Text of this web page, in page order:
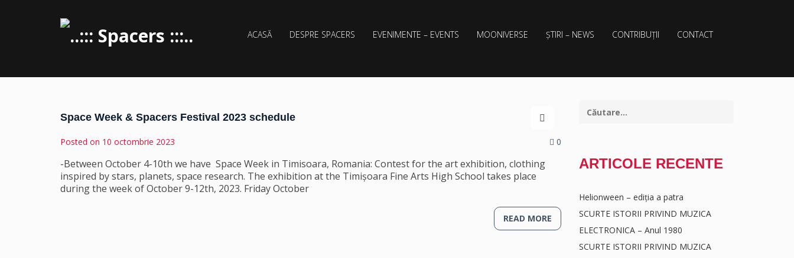
ACASĂ DESPRE SPACERS EVENIMENTE – EVENTS MOONIVERSE ȘTIRI – NEWS CONTRIBUȚII CONTACT
Space Week & Spacers Festival 2023 schedule
Posted on 10 octombrie 2023 0
-Between October 4-10th we have Space Week in Timisoara, Romania: Contest for the art exhibition, clothing
inspired by stars, planets, space research. The exhibition at the Timișoara Fine Arts High School takes place
during the week of October 9-12th, 2023. Friday October
READ MORE
ARTICOLE RECENTE
Helionween – ediția a patra
SCURTE ISTORII PRIVIND MUZICA
ELECTRONICA – Anul 1980
SCURTE ISTORII PRIVIND MUZICA